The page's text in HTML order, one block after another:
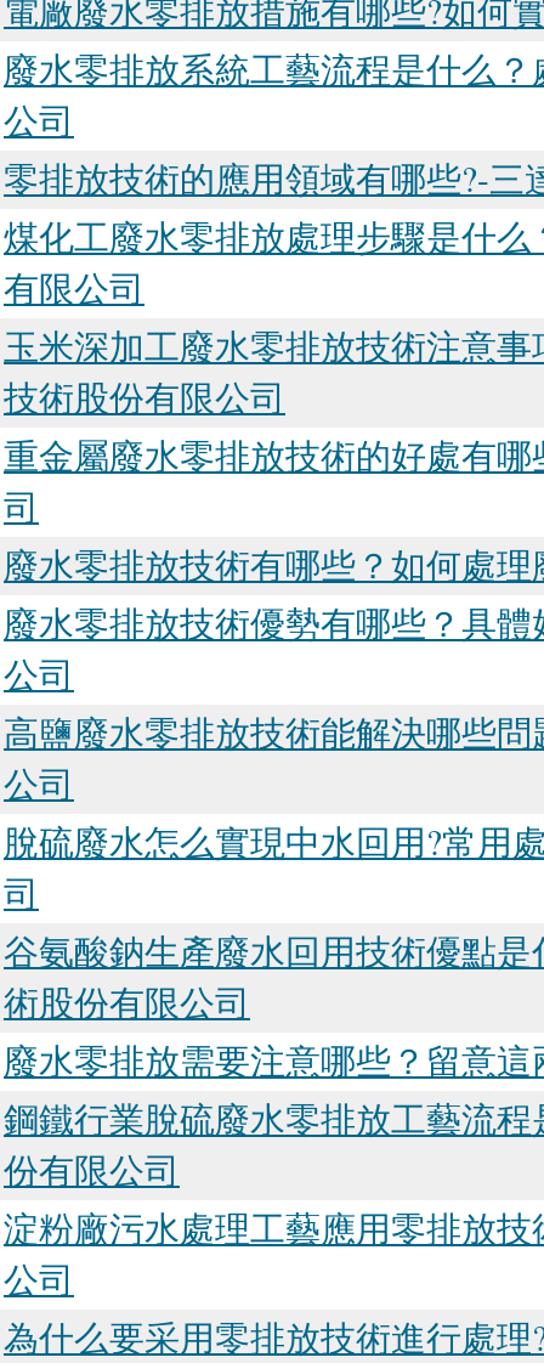
電廠廢水零排放措施有哪些?如何
廢水零排放系統工藝流程是什么
公司
零排放技術的應用領域有哪些?-
煤化工廢水零排放處理步驟是什
有限公司
玉米深加工廢水零排放技術注意
技術股份有限公司
重金屬廢水零排放技術的好處有
司
廢水零排放技術有哪些？如何處
廢水零排放技術優勢有哪些？具
公司
高鹽廢水零排放技術能解決哪些
公司
脫硫廢水怎么實現中水回用?常用
司
谷氨酸鈉生產廢水回用技術優點
術股份有限公司
廢水零排放需要注意哪些？留意
鋼鐵行業脫硫廢水零排放工藝流
份有限公司
淀粉廠污水處理工藝應用零排放
公司
為什么要采用零排放技術進行處